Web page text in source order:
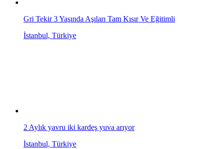
Gri Tekir 3 Yaşında Aşıları Tam Kısır Ve Eğitimli
İstanbul, Türkiye
2 Aylık yavru iki kardeş yuva arıyor
İstanbul, Türkiye